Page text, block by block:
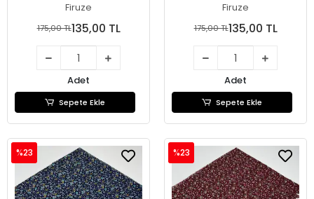
Firuze
175,00 TL135,00 TL
Adet
Sepete Ekle
Firuze
175,00 TL135,00 TL
Adet
Sepete Ekle
%23 %23